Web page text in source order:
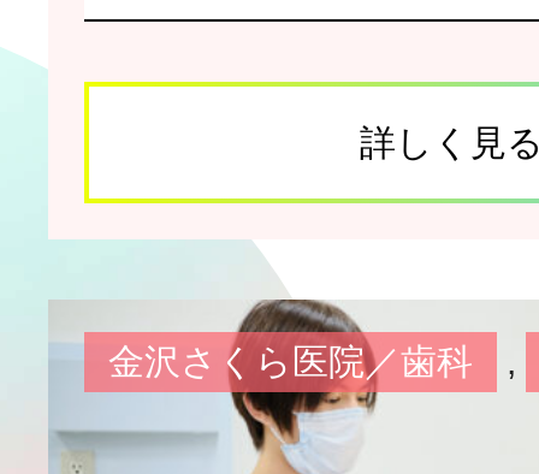
詳しく見
金沢さくら医院／歯科 ,